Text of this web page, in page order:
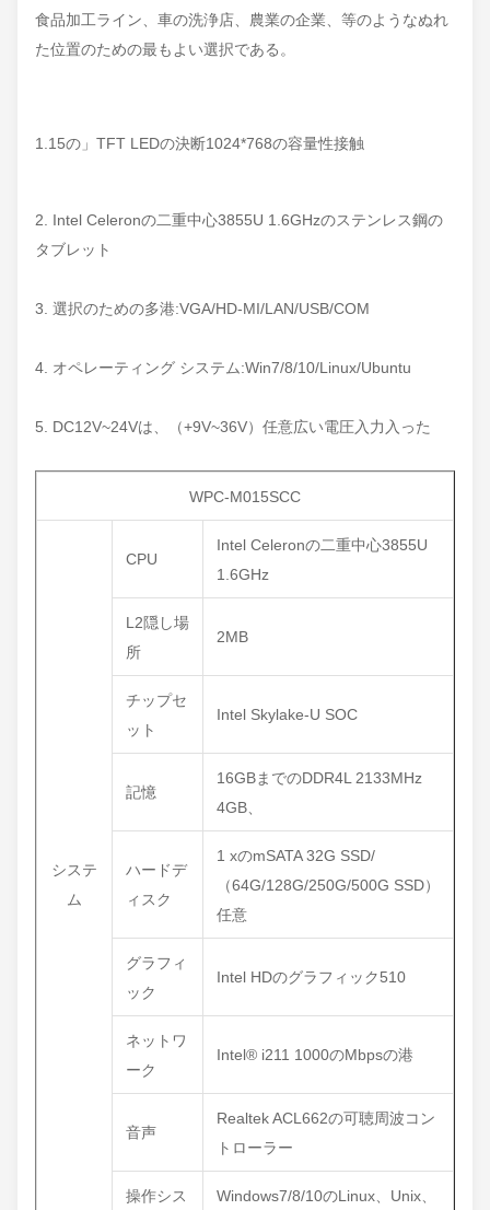
食品加工ライン、車の洗浄店、農業の企業、等のようなぬれ
た位置のための最もよい選択である。
1.15の」TFT LEDの決断1024*768の容量性接触
2. Intel Celeronの二重中心3855U 1.6GHzのステンレス鋼の
タブレット
3. 選択のための多港:VGA/HD-MI/LAN/USB/COM
4. オペレーティング システム:Win7/8/10/Linux/Ubuntu
5. DC12V~24Vは、（+9V~36V）任意広い電圧入力入った
WPC-M015SCC
システ
ム
CPU
Intel Celeronの二重中心3855U
1.6GHz
L2隠し場
所
2MB
チップセ
ット
Intel Skylake-U SOC
記憶
16GBまでのDDR4L 2133MHz
4GB、
ハードデ
ィスク
1 xのmSATA 32G SSD/
（64G/128G/250G/500G SSD）
任意
グラフィ
ック
Intel HDのグラフィック510
ネットワ
ーク
Intel® i211 1000のMbpsの港
音声
Realtek ACL662の可聴周波コン
トローラー
操作シス Windows7/8/10のLinux、Unix、